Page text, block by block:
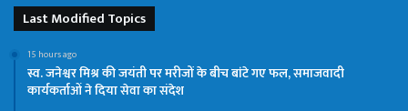
Last Modified Topics
15 hours ago
स्व. जनेश्वर मिश्र की जयंती पर मरीजों के बीच बांटे गए फल, समाजवादी
कार्यकर्ताओं ने दिया सेवा का संदेश